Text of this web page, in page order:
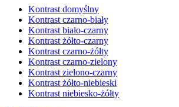
Kontrast domyślny
Kontrast czarno-biały
Kontrast biało-czarny
Kontrast żółto-czarny
Kontrast czarno-żółty
Kontrast czarno-zielony
Kontrast zielono-czarny
Kontrast żółto-niebieski
Kontrast niebiesko-żółty